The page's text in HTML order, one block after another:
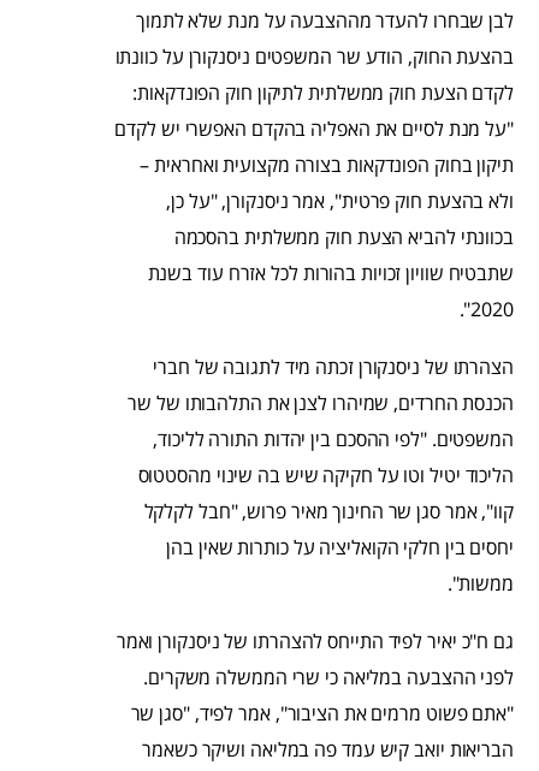
לבן שבחרו להעדר מההצבעה על מנת שלא לתמוך
בהצעת החוק, הודע שר המשפטים ‏ניסנקורן על כוונתו
לקדם הצעת חוק ממשלתית לתיקון חוק הפונדקאות:
"על מנת לסיים את האפליה בהקדם האפשרי יש לקדם
תיקון בחוק הפונדקאות בצורה מקצועית ואחראית –
ולא בהצעת חוק פרטית", אמר ניסנקורן, "על כן,
בכוונתי להביא הצעת חוק ממשלתית בהסכמה
שתבטיח שוויון זכויות בהורות לכל אזרח עוד בשנת
2020".
הצהרתו של ניסנקורן זכתה מיד לתגובה של חברי
הכנסת החרדים, שמיהרו לצנן את התלהבותו של שר
המשפטים. "לפי ההסכם בין יהדות התורה לליכוד,
הליכוד יטיל וטו על חקיקה שיש בה שינוי מהסטטוס
קוו", אמר סגן שר החינוך מאיר פרוש, "חבל לקלקל
יחסים בין חלקי הקואליציה על כותרות שאין בהן
ממשות".
גם ח"כ יאיר לפיד התייחס להצהרתו של ניסנקורן ואמר
לפני ההצבעה במליאה כי שרי הממשלה משקרים.
"אתם פשוט מרמים את הציבור", אמר לפיד, "סגן שר
הבריאות יואב קיש עמד פה במליאה ושיקר כשאמר